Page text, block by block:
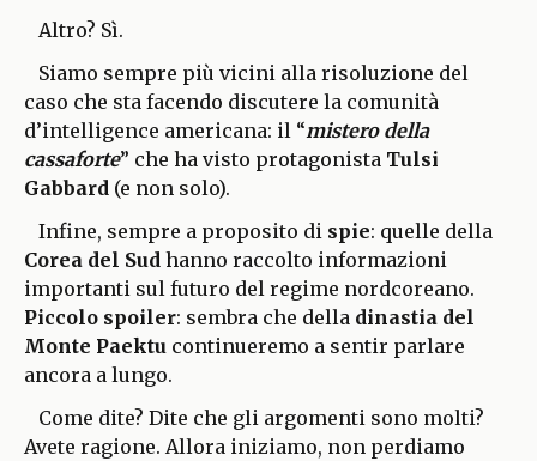
Altro? Sì.
Siamo sempre più vicini alla risoluzione del
caso che sta facendo discutere la comunità
d’intelligence americana: il “mistero della
cassaforte” che ha visto protagonista Tulsi
Gabbard (e non solo).
Infine, sempre a proposito di spie: quelle della
Corea del Sud hanno raccolto informazioni
importanti sul futuro del regime nordcoreano.
Piccolo spoiler: sembra che della dinastia del
Monte Paektu continueremo a sentir parlare
ancora a lungo.
Come dite? Dite che gli argomenti sono molti?
Avete ragione. Allora iniziamo, non perdiamo